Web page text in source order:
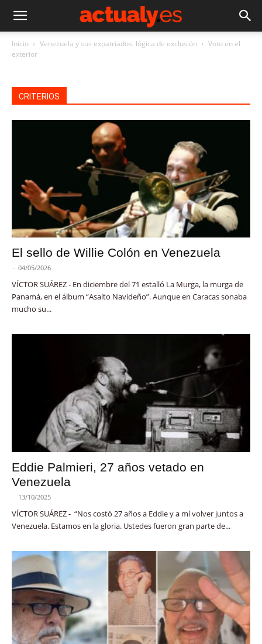
Inicio Venezuela y sus expatriados: lógica de exclusión
Voto en el
exterior
CRITERIOS
El sello de Willie Colón en Venezuela
- 04/05/2026
VÍCTOR SUÁREZ - En diciembre del 71 estalló La Murga, la murga de
Panamá, en el álbum “Asalto Navideño”. Aunque en Caracas sonaba
mucho su...
Eddie Palmieri, 27 años vetado en
Venezuela
- 13/10/2025
VÍCTOR SUÁREZ - “Nos costó 27 años a Eddie y a mí volver juntos a
Venezuela. Estamos en la gloria. Ustedes fueron gran parte de...